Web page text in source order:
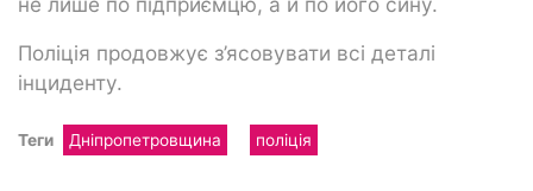
Поліція продовжує з’ясовувати всі деталі
інциденту.
Теги Дніпропетровщина поліція